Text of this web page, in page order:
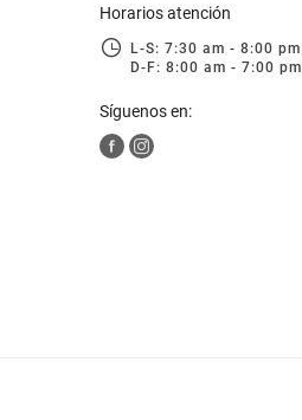
moda
deportes
Horarios atención
L-S: 7:30 am - 8:00 pm
D-F: 8:00 am - 7:00 pm
Síguenos en: